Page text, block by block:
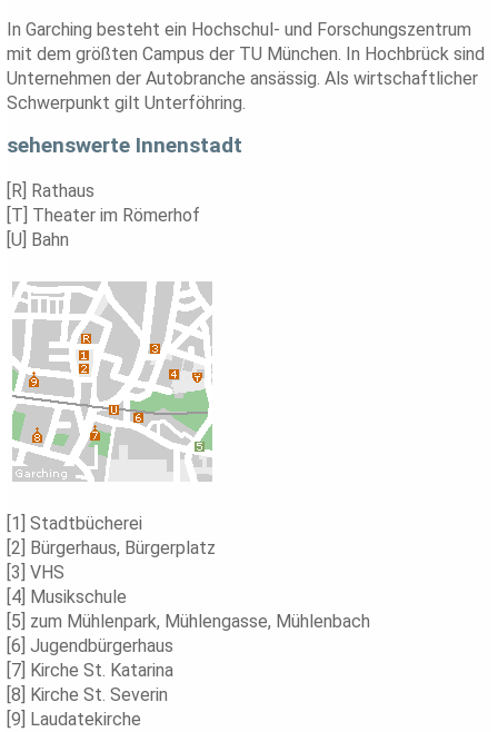
In Garching besteht ein Hochschul- und Forschungszentrum
mit dem größten Campus der TU München. In Hochbrück sind
Unternehmen der Autobranche ansässig. Als wirtschaftlicher
Schwerpunkt gilt Unterföhring.
sehenswerte Innenstadt
[R] Rathaus
[T] Theater im Römerhof
[U] Bahn
[1] Stadtbücherei
[2] Bürgerhaus, Bürgerplatz
[3] VHS
[4] Musikschule
[5] zum Mühlenpark, Mühlengasse, Mühlenbach
[6] Jugendbürgerhaus
[7] Kirche St. Katarina
[8] Kirche St. Severin
[9] Laudatekirche